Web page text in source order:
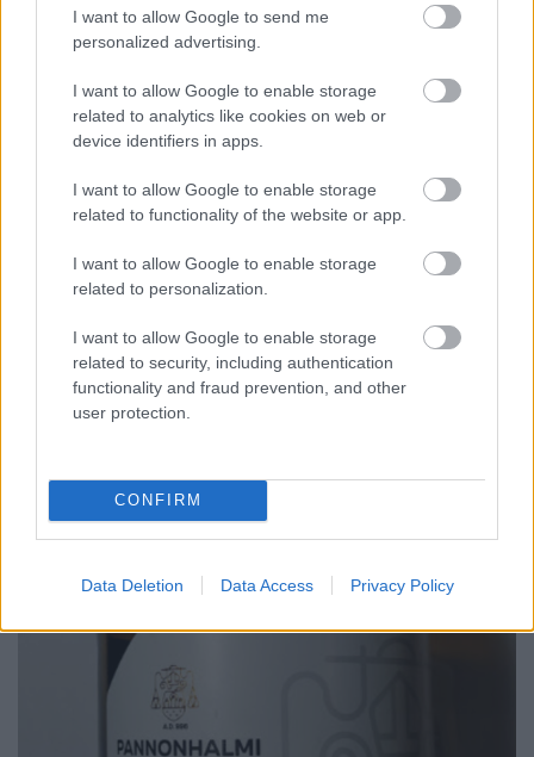
I want to allow Google to send me
personalized advertising.
I want to allow Google to enable storage
related to analytics like cookies on web or
device identifiers in apps.
I want to allow Google to enable storage
related to functionality of the website or app.
I want to allow Google to enable storage
related to personalization.
I want to allow Google to enable storage
related to security, including authentication
functionality and fraud prevention, and other
user protection.
CONFIRM
Data Deletion Data Access Privacy Policy
Corsendonk Dark Dubbel
bottleopener•2021. január 16.
Illat: Karamellizált maláta, csoki, kávé, alkohol ilyen
sorrendben Hab: Krémes bézs Szín: Sötétbarna, kissé
komoly italról van szó, belekortyolásnál pedig dark
dubbel révén nem az erősebb (de kiegyensúlyozott)
pörkölés lepett meg, ami pirítós…